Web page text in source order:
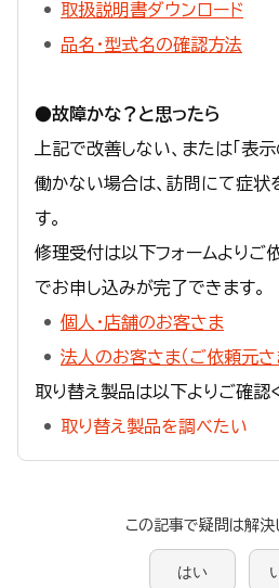
取扱説明書ダウンロード
品名・型式名の確認方法
●故障かな？と思ったら
上記で改善しない、または「表
働かない場合は、訪問にて症状
す。
修理受付は以下フォームよりご
でお申し込みが完了できます。
個人・店舗のお客さま
法人のお客さま（ご依頼元さ
取り替え製品は以下よりご確認
取り替え製品を調べたい
この記事で疑問は解決
はい